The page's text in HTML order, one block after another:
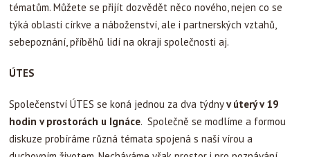
tématům. Můžete se přijít dozvědět něco nového, nejen co se
týká oblasti církve a náboženství, ale i partnerských vztahů,
sebepoznání, příběhů lidí na okraji společnosti aj.
ÚTES
Společenství ÚTES se koná jednou za dva týdnyv úterý v 19
hodin v prostorách u Ignáce. Společně se modlíme a formou
diskuze probíráme různá témata spojená s naší vírou a